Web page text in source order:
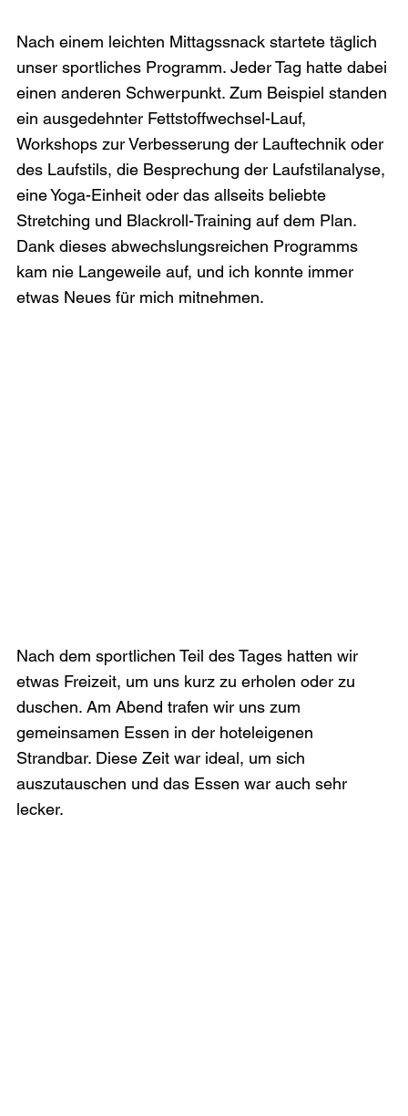
Nach einem leichten Mittagssnack startete täglich
unser sportliches Programm. Jeder Tag hatte dabei
einen anderen Schwerpunkt. Zum Beispiel standen
ein ausgedehnter Fettstoffwechsel-Lauf,
Workshops zur Verbesserung der Lauftechnik oder
des Laufstils, die Besprechung der Laufstilanalyse,
eine Yoga-Einheit oder das allseits beliebte
Stretching und Blackroll-Training auf dem Plan.
Dank dieses abwechslungsreichen Programms
kam nie Langeweile auf, und ich konnte immer
etwas Neues für mich mitnehmen.
Nach dem sportlichen Teil des Tages hatten wir
etwas Freizeit, um uns kurz zu erholen oder zu
duschen. Am Abend trafen wir uns zum
gemeinsamen Essen in der hoteleigenen
Strandbar. Diese Zeit war ideal, um sich
auszutauschen und das Essen war auch sehr
lecker.